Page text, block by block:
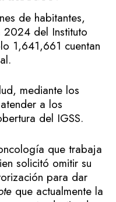
de habitantes,
2024 del Instituto
1,641,661 cuentan
mediante los
a los
del IGSS.
que trabaja
solicitó omitir su
para dar
que actualmente la